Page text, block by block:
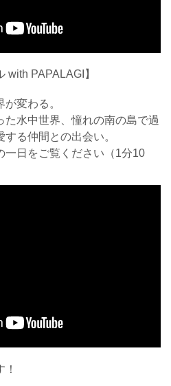
with PAPALAGI】
変わる。
た水中世界、憧れの南の島で過
る仲間との出会い。
一日をご覧ください（1分10